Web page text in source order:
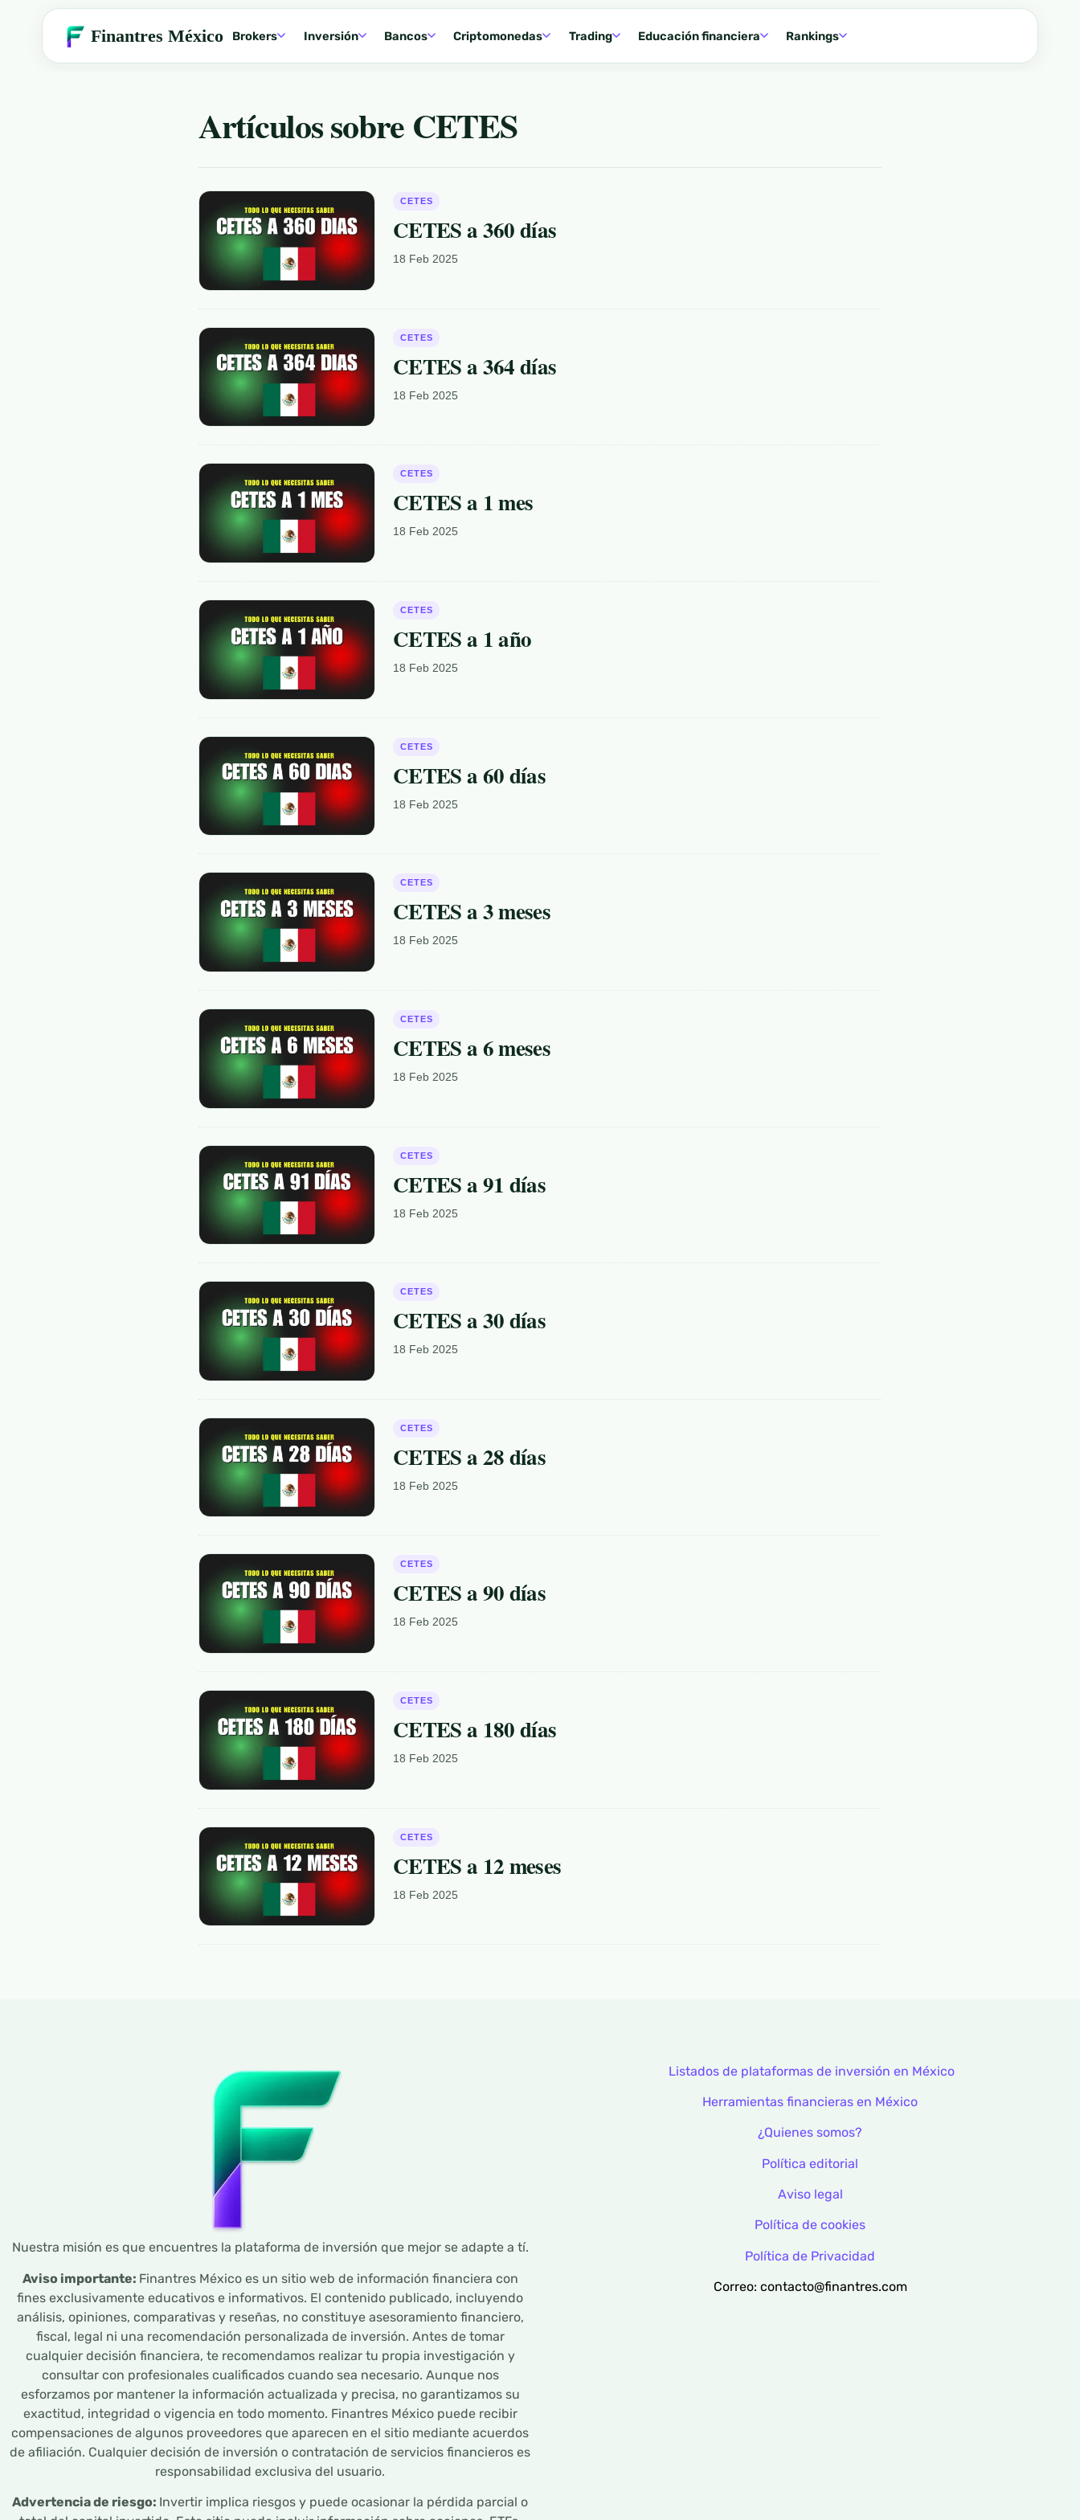
Finantres México Brokers Inversión Bancos Criptomonedas Trading Educación financiera Rankings
Artículos sobre CETES
CETES
CETES a 360 días
18 Feb 2025
CETES
CETES a 364 días
18 Feb 2025
CETES
CETES a 1 mes
18 Feb 2025
CETES
CETES a 1 año
18 Feb 2025
CETES
CETES a 60 días
18 Feb 2025
CETES
CETES a 3 meses
18 Feb 2025
CETES
CETES a 6 meses
18 Feb 2025
CETES
CETES a 91 días
18 Feb 2025
CETES
CETES a 30 días
18 Feb 2025
CETES
CETES a 28 días
18 Feb 2025
CETES
CETES a 90 días
18 Feb 2025
CETES
CETES a 180 días
18 Feb 2025
CETES
CETES a 12 meses
18 Feb 2025
Nuestra misión es que encuentres la plataforma de inversión que mejor se adapte a tí.
Aviso importante: Finantres México es un sitio web de información financiera con
fines exclusivamente educativos e informativos. El contenido publicado, incluyendo
análisis, opiniones, comparativas y reseñas, no constituye asesoramiento financiero,
fiscal, legal ni una recomendación personalizada de inversión. Antes de tomar
cualquier decisión financiera, te recomendamos realizar tu propia investigación y
consultar con profesionales cualificados cuando sea necesario. Aunque nos
esforzamos por mantener la información actualizada y precisa, no garantizamos su
exactitud, integridad o vigencia en todo momento. Finantres México puede recibir
compensaciones de algunos proveedores que aparecen en el sitio mediante acuerdos
de afiliación. Cualquier decisión de inversión o contratación de servicios financieros es
responsabilidad exclusiva del usuario.
Advertencia de riesgo: Invertir implica riesgos y puede ocasionar la pérdida parcial o
Listados de plataformas de inversión en México
Herramientas financieras en México
¿Quienes somos?
Política editorial
Aviso legal
Política de cookies
Política de Privacidad
Correo: contacto@finantres.com